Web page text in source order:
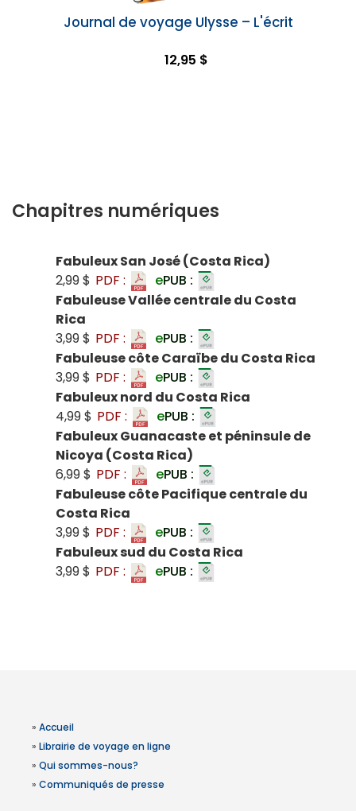
Journal de voyage Ulysse – L'écrit
12,95 $
Chapitres numériques
Fabuleux San José (Costa Rica)
2,99 $ PDF : ePUB :
Fabuleuse Vallée centrale du Costa
Rica
3,99 $ PDF : ePUB :
Fabuleuse côte Caraïbe du Costa Rica
3,99 $ PDF : ePUB :
Fabuleux nord du Costa Rica
4,99 $ PDF : ePUB :
Fabuleux Guanacaste et péninsule de
Nicoya (Costa Rica)
6,99 $ PDF : ePUB :
Fabuleuse côte Pacifique centrale du
Costa Rica
3,99 $ PDF : ePUB :
Fabuleux sud du Costa Rica
3,99 $ PDF : ePUB :
» Accueil
» Librairie de voyage en ligne
» Qui sommes-nous?
» Communiqués de presse